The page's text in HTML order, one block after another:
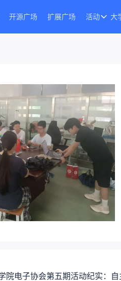
开源广场 扩展广场 活动 大
院电子协会第五期活动纪实：